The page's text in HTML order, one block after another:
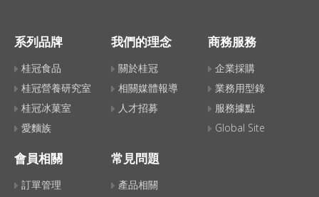
系列品牌
桂冠食品
桂冠營養研究室
桂冠冰菓室
愛麵族
我們的理念
關於桂冠
相關媒體報導
人才招募
商務服務
企業採購
業務用型錄
服務據點
Global Site
會員相關
訂單管理
常見問題
產品相關